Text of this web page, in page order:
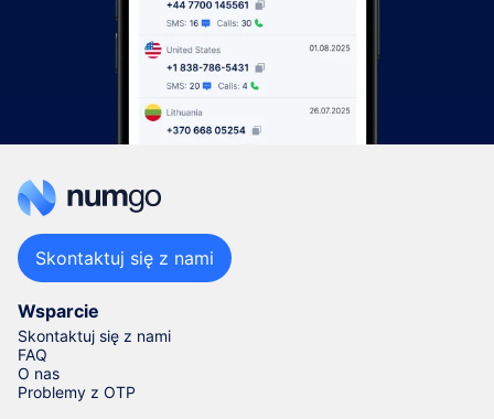
Wsparcie
Skontaktuj się z nami
FAQ
O nas
Problemy z OTP
Skontaktuj się z nami